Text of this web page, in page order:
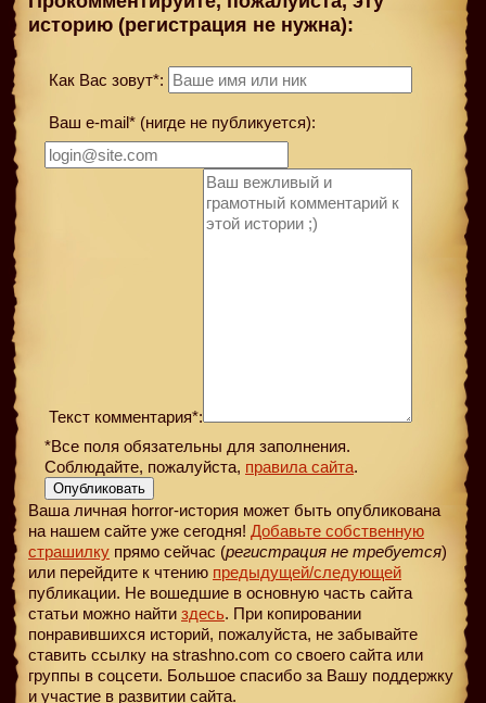
историю (регистрация не нужна):
Как Вас зовут*:
Ваш e-mail* (нигде не публикуется):
Текст комментария*:
*Все поля обязательны для заполнения.
Соблюдайте, пожалуйста, правила сайта.
Опубликовать
Ваша личная horror-история может быть опубликована
на нашем сайте уже сегодня! Добавьте собственную
страшилку прямо сейчас (регистрация не требуется)
или перейдите к чтению предыдущей/следующей
публикации. Не вошедшие в основную часть сайта
статьи можно найти здесь. При копировании
понравившихся историй, пожалуйста, не забывайте
ставить ссылку на strashno.com со своего сайта или
группы в соцсети. Большое спасибо за Вашу поддержку
и участие в развитии сайта.